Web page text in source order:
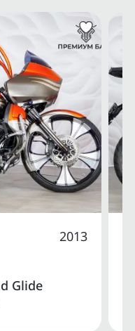
Glide
2013